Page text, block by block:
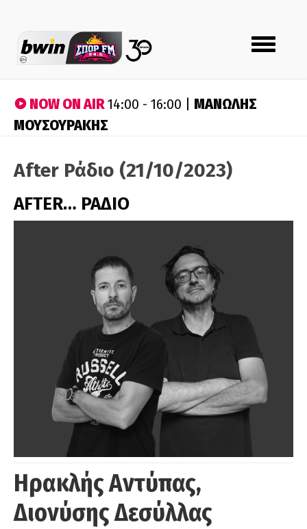
Toggle
navigation
NOW ON AIR14:00 - 16:00 | ΜΑΝΩΛΗΣ
ΜΟΥΣΟΥΡΑΚΗΣ
After Ράδιο (21/10/2023)
AFTER… ΡΑΔΙΟ
Ηρακλής Αντύπας,
Διονύσης Δεσύλλας